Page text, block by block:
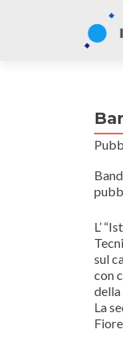
L’
sul
con
della
La